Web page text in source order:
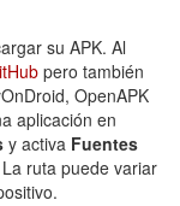
su APK. Al
pero también
OpenAPK
aplicación en
y activa Fuentes
ruta puede variar